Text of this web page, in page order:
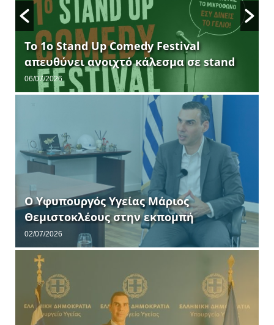
Το 1ο Stand Up Comedy Festival
απευθύνει ανοιχτό κάλεσμα σε stand
up comedians.
06/07/2026
Ο Υφυπουργός Υγείας Μάριος
Θεμιστοκλέους στην εκπομπή
“Καλημέρα Ελλάδα”.
02/07/2026